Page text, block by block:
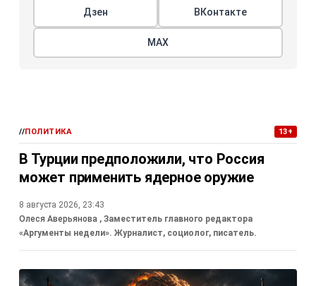
Дзен ВКонтакте
МАХ
//ПОЛИТИКА 13+
В Турции предположили, что Россия
может применить ядерное оружие
8 августа 2026, 23:43
Олеся Аверьянова , Заместитель главного редактора
«Аргументы недели». Журналист, социолог, писатель.